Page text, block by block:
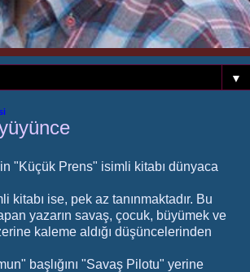
▼
"Küçük Prens" isimli kitabı dünyaca
kitabı ise, pek az tanınmaktadır. Bu
yazarın savaş, çocuk, büyümek ve
kaleme aldığı düşüncelerinden
başlığını "Savaş Pilotu" yerine